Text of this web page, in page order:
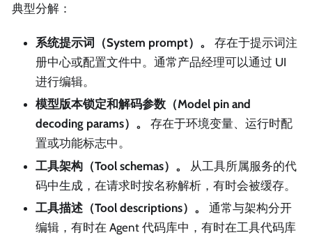
典型分解：
系统提示词（System prompt）。
存在于提示词注
册中心或配置文件中。通常产品经理可以通过 UI
进行编辑。
模型版本锁定和解码参数（Model pin and
decoding params）。
存在于环境变量、运行时配
置或功能标志中。
工具架构（Tool schemas）。
从工具所属服务的代
码中生成，在请求时按名称解析，有时会被缓存。
工具描述（Tool descriptions）。
通常与架构分开
编辑，有时在 Agent 代码库中，有时在工具代码库